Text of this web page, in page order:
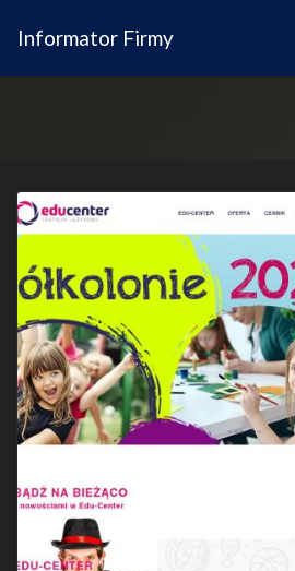
Informator Firmy